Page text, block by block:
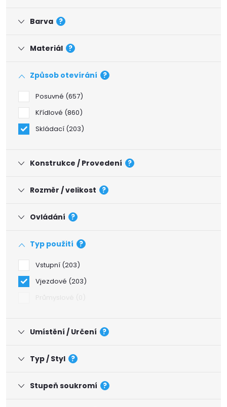
Barva ?
Materiál ?
Způsob otevírání ?
Posuvné 657
Křídlové 860
Skládací 203
Konstrukce / Provedení ?
Rozměr / velikost ?
Ovládání ?
Typ použití ?
Vstupní 203
Vjezdové 203
Umístění / Určení ?
Typ / Styl ?
Stupeň soukromí ?